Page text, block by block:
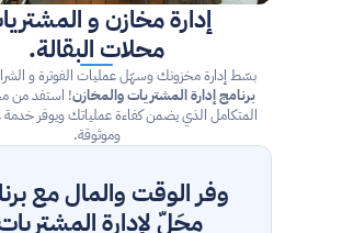
إدارة مخازن و
محلات البقالة.
بسّط إدارة مخزونك وسهّل عمليات الفوترة و
برنامج إدارة المشتريات والمخازن
وموثوقة.